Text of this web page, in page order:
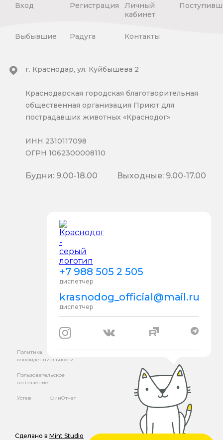
Вход Регистрация
Личный
кабинет
Выбывшие Радуга Контакты
+7 988 505 2 505
диспетчер
krasnodog_official@mail.ru
диспетчер
г. Краснодар, ул. Куйбышева 2
Краснодарская городская благотворительная
общественная организация Приют для
пострадавших животных «Краснодог»
ИНН 2310117098
ОГРН 1062300008110
Будни: 9.00-18.00 Выходные: 9.00-17.00
Политика
конфиденциальности
Пользовательское
соглашение
Устав ФинОтчет
Сделано в Mint Studio